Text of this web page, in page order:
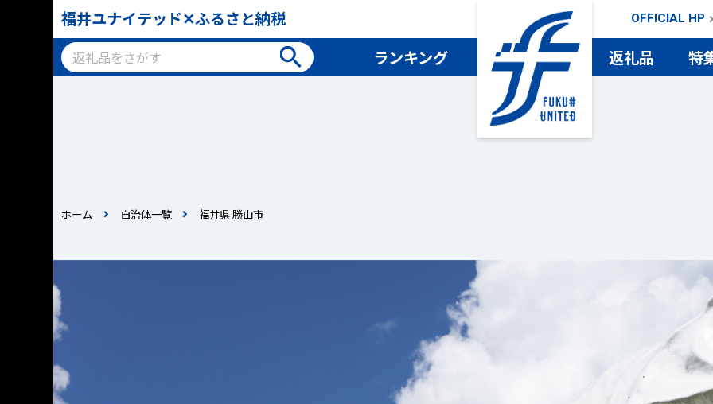
福井ユナイテッド✕ふるさと納税 OFFICIAL HP
検索
ランキング 返礼品 特
ホーム 自治体一覧 福井県 勝山市